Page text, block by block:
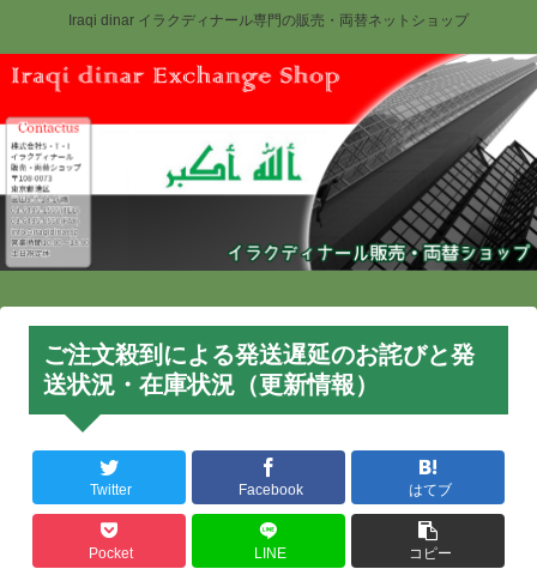
Iraqi dinar イラクディナール専門の販売・両替ネットショップ
ご注文殺到による発送遅延のお詫びと発
送状況・在庫状況（更新情報）
Twitter Facebook はてブ
Pocket LINE コピー